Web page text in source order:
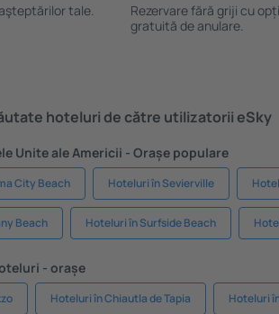
tale.
Rezervare fără griji cu
gratuită de anulare.
hoteluri de către utilizatorii eSky
Unite ale Americii - Orașe populare
City Beach Hoteluri în Sevierville
Beach Hoteluri în Surfside Beach
- orașe
Hoteluri în Chiautla de Tapia Hoteluri